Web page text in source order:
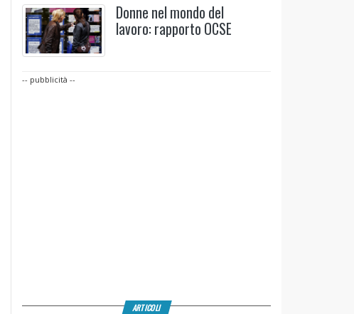
Donne nel mondo del
lavoro: rapporto OCSE
-- pubblicità --
ARTICOLI